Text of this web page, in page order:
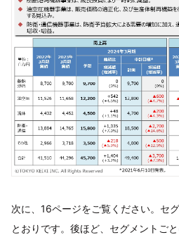
次に、16ページをご覧ください。セ
とおりです。後ほど、セグメントご